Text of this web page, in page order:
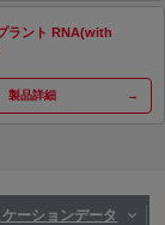
ラント RNA(with
製品詳細
ーションデータ